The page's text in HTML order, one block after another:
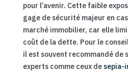
pour l’avenir. Cette faible
gage de sécurité majeur en
marché immobilier, car elle
coût de la dette. Pour le
il est souvent recommandé de
experts comme ceux de sepia-